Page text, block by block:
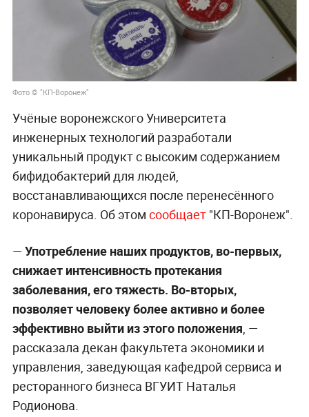
Фото © "КП-Воронеж"
Учёные воронежского Университета
инженерных технологий разработали
уникальный продукт с высоким содержанием
бифидобактерий для людей,
восстанавливающихся после перенесённого
коронавируса. Об этом сообщает"КП-Воронеж".
— Употребление наших продуктов, во-первых,
снижает интенсивность протекания
заболевания, его тяжесть. Во-вторых,
позволяет человеку более активно и более
эффективно выйти из этого положения, —
рассказала декан факультета экономики и
управления, заведующая кафедрой сервиса и
ресторанного бизнеса ВГУИТ Наталья
Родионова.